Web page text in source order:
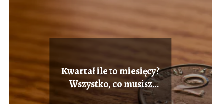
Kwartał ile to miesięcy?
Wszystko, co musisz
wiedzieć!